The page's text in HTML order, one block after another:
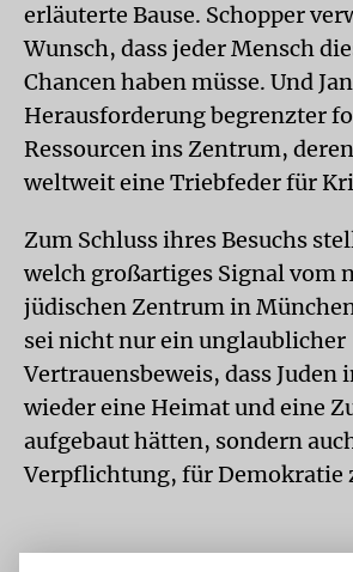
erläuterte Bause. Schopper
Wunsch, dass jeder Mensch
Chancen haben müsse. Und
Herausforderung begrenzter
Ressourcen ins Zentrum,
weltweit eine Triebfeder für
Zum Schluss ihres Besuchs
welch großartiges Signal vom
jüdischen Zentrum in
sei nicht nur ein unglaublicher
Vertrauensbeweis, dass Juden
wieder eine Heimat und eine
aufgebaut hätten, sondern
Verpflichtung, für Demokratie